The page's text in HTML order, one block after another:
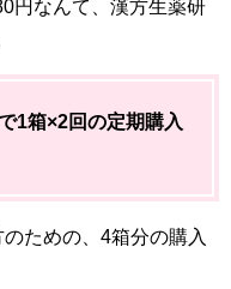
円なんて、漢方生薬研
1箱×2回の定期購入
ための、4箱分の購入